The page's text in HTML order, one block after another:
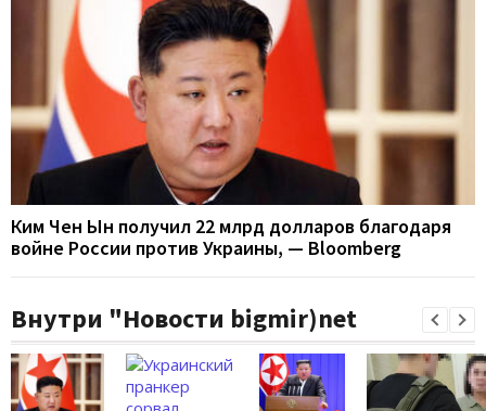
Ким Чен Ын получил 22 млрд долларов благодаря
войне России против Украины, — Bloomberg
Внутри "Новости bigmir)net